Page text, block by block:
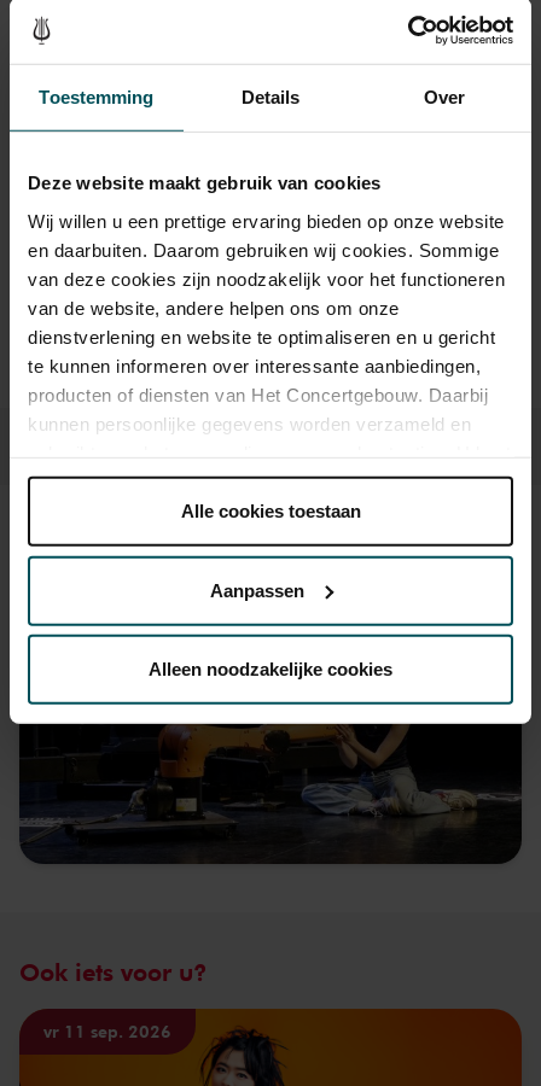
Toestemming Details Over
Deze website maakt gebruik van cookies
Wij willen u een prettige ervaring bieden op onze website
en daarbuiten. Daarom gebruiken wij cookies. Sommige
van deze cookies zijn noodzakelijk voor het functioneren
van de website, andere helpen ons om onze
dienstverlening en website te optimaliseren en u gericht
te kunnen informeren over interessante aanbiedingen,
producten of diensten van Het Concertgebouw. Daarbij
kunnen persoonlijke gegevens worden verzameld en
onder 'aanpassen' zelf welke cookies wij mogen
Lees onze cookieverklaring hier. Lees onze
Via decookieverklaringop onze website kunt u uw
We werken samen met 32 derdendie uw gegevens
kunnen ontvangen en verwerken.
Alle cookies toestaan
Aanpassen
Alleen noodzakelijke cookies
Kinderen t/m 12 jaar
Drankjes zijn bij de prijs inbegrepen. Ben je jonger dan 30
online bestelflow beschikbaar.Meer informatie over
Prijzen zijn exclusief transactiekosten: € 5 per bestelling. Wilt
u rolstoelplaatsen bestellen? Mail naar
kassa@concertgebouw.nl of bel de Concertgebouwlijn op
020 – 671 83 45.
Beeld en geluid
Ook iets voor u?
vr 11 sep. 2026